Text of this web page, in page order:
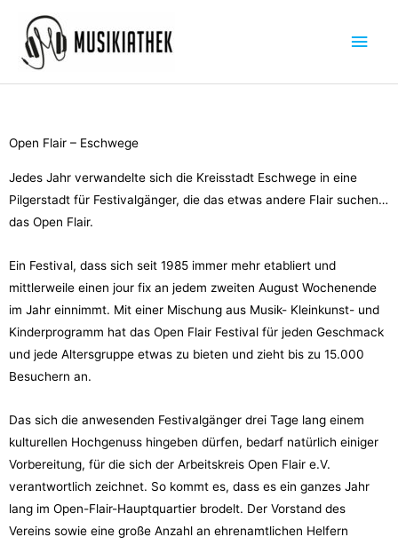
Inhalt
springen
Open Flair – Eschwege
Jedes Jahr verwandelte sich die Kreisstadt Eschwege in eine
Pilgerstadt für Festivalgänger, die das etwas andere Flair suchen…
das Open Flair.
Ein Festival, dass sich seit 1985 immer mehr etabliert und
mittlerweile einen jour fix an jedem zweiten August Wochenende
im Jahr einnimmt. Mit einer Mischung aus Musik- Kleinkunst- und
Kinderprogramm hat das Open Flair Festival für jeden Geschmack
und jede Altersgruppe etwas zu bieten und zieht bis zu 15.000
Besuchern an.
Das sich die anwesenden Festivalgänger drei Tage lang einem
kulturellen Hochgenuss hingeben dürfen, bedarf natürlich einiger
Vorbereitung, für die sich der Arbeitskreis Open Flair e.V.
verantwortlich zeichnet. So kommt es, dass es ein ganzes Jahr
lang im Open-Flair-Hauptquartier brodelt. Der Vorstand des
Vereins sowie eine große Anzahl an ehrenamtlichen Helfern